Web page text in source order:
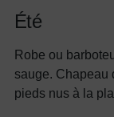
Été
Robe ou
sauge. Chapeau
pieds nus à la